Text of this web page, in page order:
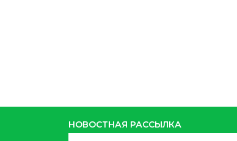
НОВОСТНАЯ РАССЫЛКА